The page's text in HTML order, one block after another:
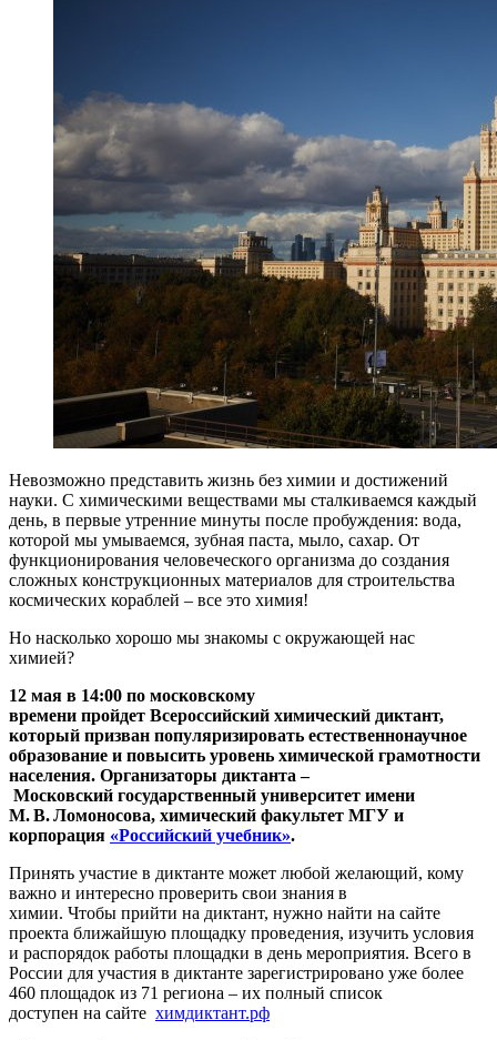
Невозможно представить жизнь без химии и достижений
науки. С химическими веществами мы сталкиваемся каждый
день, в первые утренние минуты после пробуждения: вода,
которой мы умываемся, зубная паста, мыло, сахар. От
функционирования человеческого организма до создания
сложных конструкционных материалов для строительства
космических кораблей – все это химия!
Но насколько хорошо мы знакомы с окружающей нас
химией?
12 мая в 14:00 по московскому
времени пройдет Всероссийский химический диктант,
который призван популяризировать естественнонаучное
образование и повысить уровень химической грамотности
населения. Организаторы диктанта –
Московский государственный университет имени
М. В. Ломоносова, химический факультет МГУ и
корпорация «Российский учебник».
Принять участие в диктанте может любой желающий, кому
важно и интересно проверить свои знания в
химии. Чтобы прийти на диктант, нужно найти на сайте
проекта ближайшую площадку проведения, изучить условия
и распорядок работы площадки в день мероприятия. Всего в
России для участия в диктанте зарегистрировано уже более
460 площадок из 71 региона – их полный список
доступен на сайте химдиктант.рф